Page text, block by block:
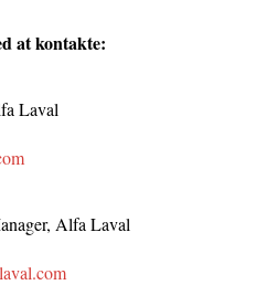
at kontakte:
Laval
Alfa Laval